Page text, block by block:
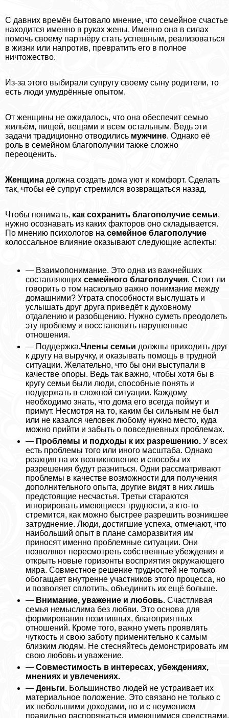
С давних времён бытовало мнение, что семейное счастье
находится именно в руках жены. Именно она в силах
помочь своему партнёру стать успешным, реализоваться
в жизни или напротив, превратить его в полное
ничтожество.
Из-за этого выбирали супругу своему сыну родители, то
есть люди умудрённые опытом.
От женщины не ожидалось, что она обеспечит семью
жильём, пищей, вещами и всем остальным. Ведь эти
задачи традиционно отводились мужчине. Однако её
роль в семейном благополучии также сложно
переоценить.
Женщина должна создать дома уют и комфорт. Сделать
так, чтобы её супруг стремился возвращаться назад.
Чтобы понимать, как сохранить благополучие семьи,
нужно осознавать из каких факторов оно складывается.
По мнению психологов на семейное благополучие
колоссальное влияние оказывают следующие аспекты:
— Взаимопонимание. Это одна из важнейших
составляющих семейного благополучия. Стоит ли
говорить о том насколько важно понимание между
домашними? Утрата способности выслушать и
услышать друг друга приведёт к духовному
отдалению и разобщению. Нужно суметь преодолеть
эту проблему и восстановить нарушенные
отношения.
— Поддержка.Члeны семьи должны приходить друг
к другу на выручку, и оказывать помощь в трудной
ситуации. Желательно, что бы они выступали в
качестве опоры. Ведь так важно, чтобы хотя бы в
кругу семьи были люди, способные понять и
поддержать в сложной ситуации. Каждому
необходимо знать, что дома его всегда поймут и
примут. Несмотря на то, каким бы сильным не был
или не казался человек любому нужно место, куда
можно прийти и забыть о повседневных проблемах.
— Проблемы и подходы к их разрешению. У всех
есть проблемы того или иного масштаба. Однако
реакция на их возникновение и способы их
разрешения будут разниться. Одни рассматривают
проблемы в качестве возможности для получения
дополнительного опыта, другие видят в них лишь
предстоящие несчастья. Третьи стараются
игнорировать имеющиеся трудности, а кто-то
стремится, как можно быстрее разрешить возникшее
затруднение. Люди, достигшие успеха, отмечают, что
наибольший опыт в плане саморазвития им
приносят именно проблемные ситуации. Они
позволяют пересмотреть собственные убеждения и
открыть новые горизонты восприятия окружающего
мира. Совместное решение трудностей не только
обогащает внутренне участников этого процесса, но
и позволяет сплотить, объединить их ещё больше.
— Внимание, уважение и любовь. Счастливая
семья немыслима без любви. Это основа для
формирования позитивных, благоприятных
отношений. Кроме того, важно уметь проявлять
чуткость и свою заботу применительно к самым
близким людям. Не стесняйтесь демонстрировать им
свою любовь и уважение.
— Совместимость в интересах, убеждениях,
мнениях и увлечениях.
— Деньги. Большинство людей не устраивает их
материальное положение. Это связано не только с
их небольшими доходами, но и с неумением
правильно распоряжаться имеющимися средствами.